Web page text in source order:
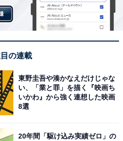
の連載
東野圭吾や湊かなえだけじゃな
い、「業と罪」を描く『映画ち
いかわ』から強く連想した映画
8選
20年間「駆け込み実績ゼロ」の